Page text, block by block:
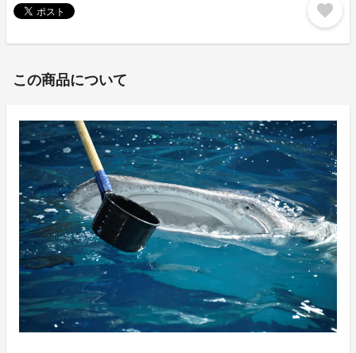
favorite
この商品について